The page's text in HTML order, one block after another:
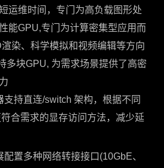
运维时间，专门为高负载图形处
能GPU,专门为计算密集型应用而
染、科学模拟和视频编辑等方向
多块GPU, 为需求场景提供了高密
支持直连/switch 架构，根据不同
合需求的显存访问方法，减少延
置多种网络转接接口(10GbE、